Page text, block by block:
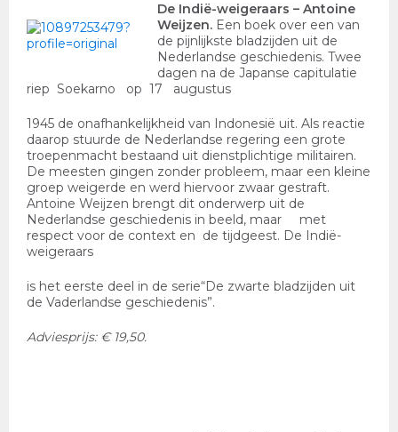
De Indië-weigeraars – Antoine
Weijzen. Een boek over een van
de pijnlijkste bladzijden uit de
Nederlandse geschiedenis. Twee
dagen na de Japanse capitulatie
riep Soekarno op 17 augustus
1945 de onafhankelijkheid van Indonesië uit. Als reactie
daarop stuurde de Nederlandse regering een grote
troepenmacht bestaand uit dienstplichtige militairen.
De meesten gingen zonder probleem, maar een kleine
groep weigerde en werd hiervoor zwaar gestraft.
Antoine Weijzen brengt dit onderwerp uit de
Nederlandse geschiedenis in beeld, maar met
respect voor de context en de tijdgeest. De Indië-
weigeraars
is het eerste deel in de serie“De zwarte bladzijden uit
de Vaderlandse geschiedenis”.
Adviesprijs: € 19,50.